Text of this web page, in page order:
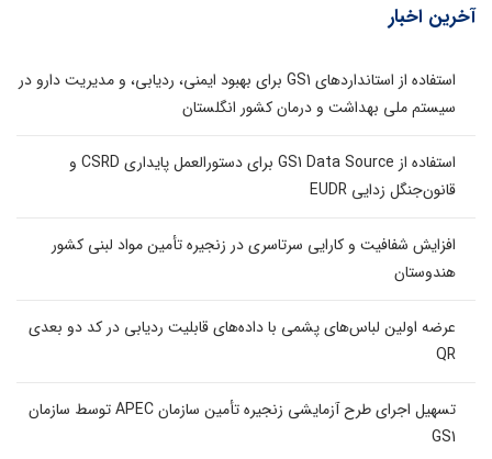
آخرین اخبار
استفاده از استانداردهای GS1 برای بهبود ایمنی، ردیابی، و مدیریت دارو در
سیستم ملی بهداشت و درمان کشور انگلستان
استفاده از GS1 Data Source برای دستورالعمل پایداری CSRD و
قانون‌جنگل زدایی EUDR
افزایش شفافیت و کارایی سرتاسری در زنجیره تأمین مواد لبنی کشور
هندوستان
عرضه اولین لباس‌های پشمی با داده‌های قابلیت ردیابی در کد دو بعدی
QR
تسهیل اجرای طرح آزمایشی زنجیره تأمین سازمان APEC توسط سازمان
GS1